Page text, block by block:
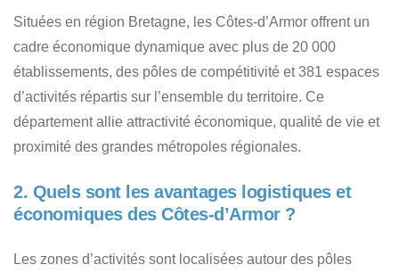
Situées en région Bretagne, les Côtes-d’Armor offrent un
cadre économique dynamique avec plus de 20 000
établissements, des pôles de compétitivité et 381 espaces
d’activités répartis sur l’ensemble du territoire. Ce
département allie attractivité économique, qualité de vie et
proximité des grandes métropoles régionales.
2. Quels sont les avantages logistiques et
économiques des Côtes-d’Armor ?
Les zones d’activités sont localisées autour des pôles